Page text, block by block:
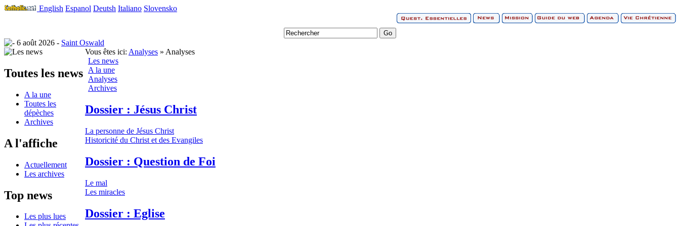
English Espanol Deutsh Italiano Slovensko
6 août 2026 - Saint Oswald
Toutes les news
A la une
Toutes les
dépèches
Archives
A l'affiche
Actuellement
Les archives
Top news
Les plus lues
Vous êtes ici: Analyses » Analyses
Les news
A la une
Analyses
Archives
Dossier : Jésus Christ
La personne de Jésus Christ
Historicité du Christ et des Evangiles
Dossier : Question de Foi
Le mal
Les miracles
Dossier : Eglise